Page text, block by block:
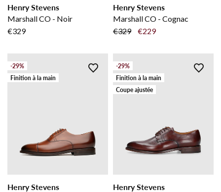
Henry Stevens
Marshall CO - Noir
€329
Henry Stevens
Marshall CO - Cognac
€329
€229
-29%
Finition à la main
Henry Stevens
-29%
Finition à la main
Coupe ajustée
Henry Stevens